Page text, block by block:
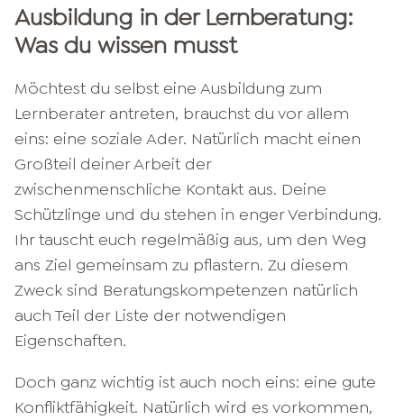
Ausbildung in der Lernberatung:
Was du wissen musst
Möchtest du selbst eine Ausbildung zum
Lernberater antreten, brauchst du vor allem
eins: eine soziale Ader. Natürlich macht einen
Großteil deiner Arbeit der
zwischenmenschliche Kontakt aus. Deine
Schützlinge und du stehen in enger Verbindung.
Ihr tauscht euch regelmäßig aus, um den Weg
ans Ziel gemeinsam zu pflastern. Zu diesem
Zweck sind Beratungskompetenzen natürlich
auch Teil der Liste der notwendigen
Eigenschaften.
Doch ganz wichtig ist auch noch eins: eine gute
Konfliktfähigkeit. Natürlich wird es vorkommen,